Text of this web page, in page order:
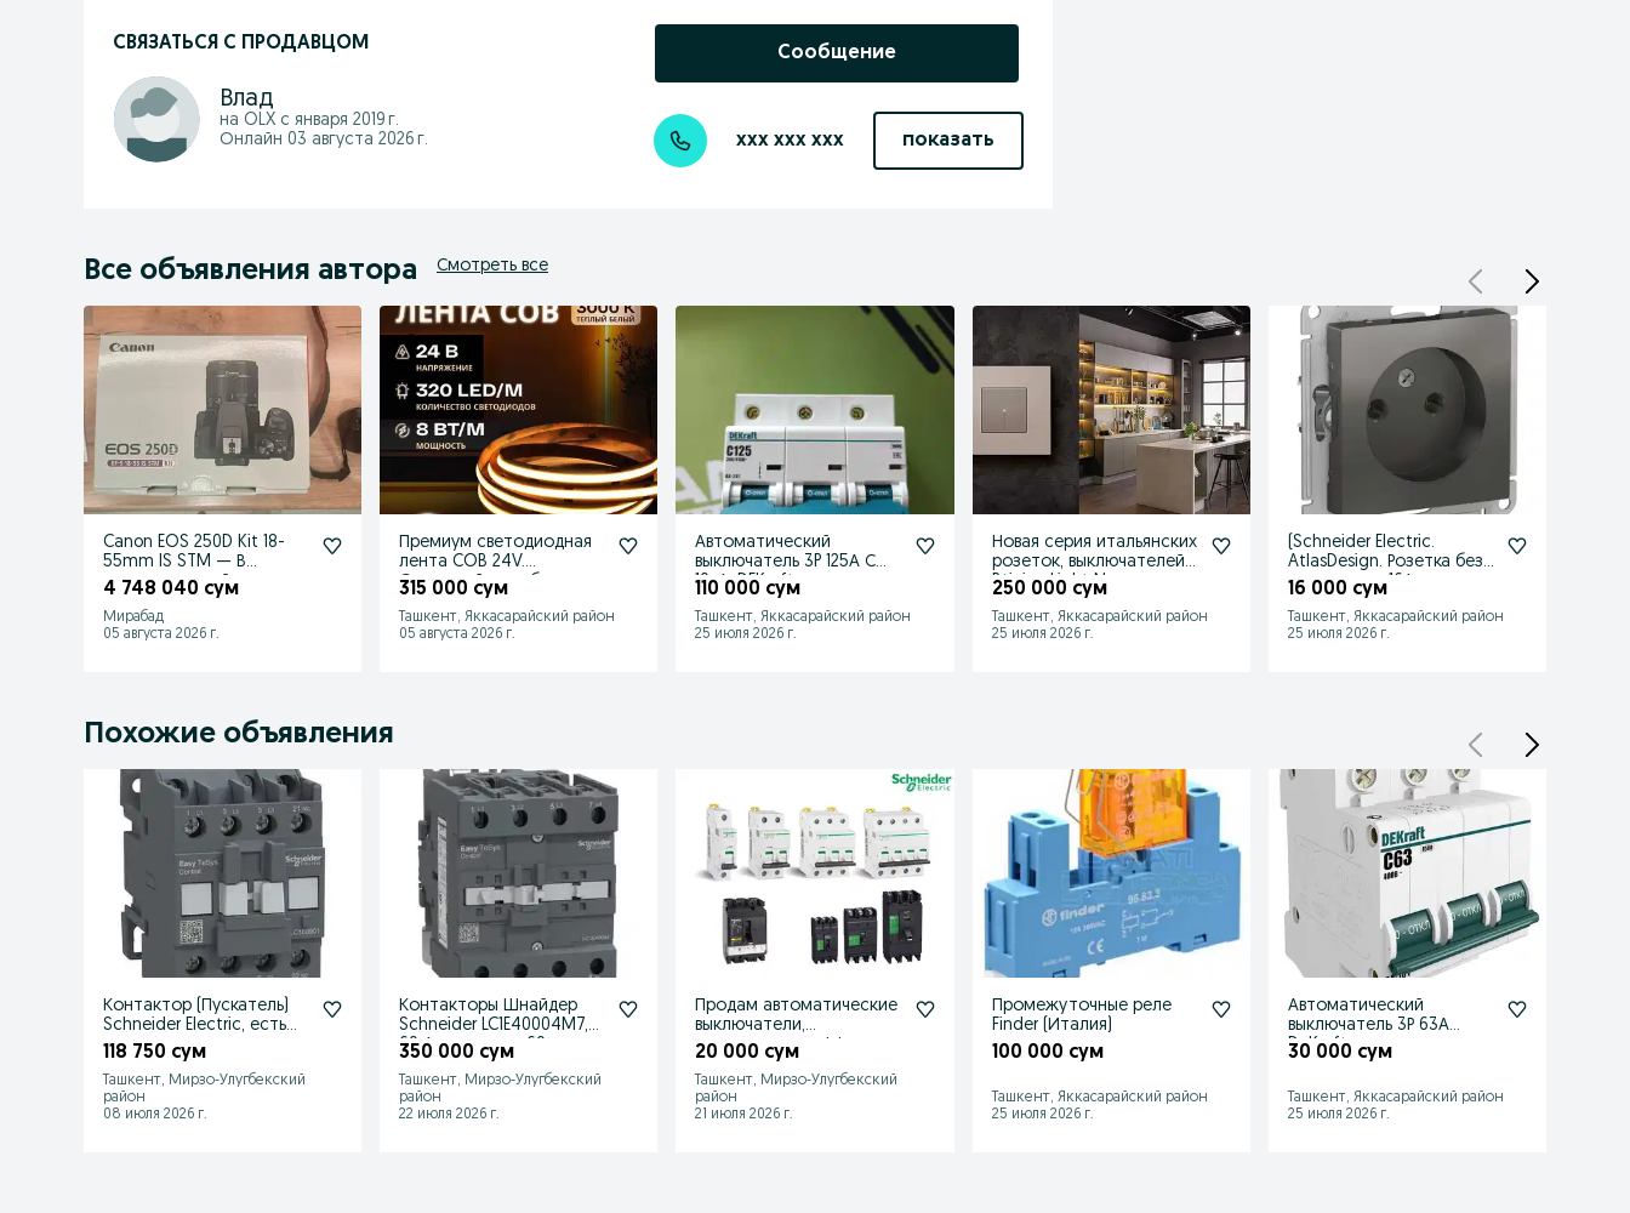
СВЯЗАТЬСЯ С ПРОДАВЦОМ
Влад
на OLX с января 2019 г.
Онлайн 03 августа 2026 г.
Сообщение
xxx xxx xxx показать
Все объявления автора Смотреть все
Canon EOS 250D Kit 18-
55mm IS STM — В
идеале, полный
4 748 040 сум
Мирабад
05 августа 2026 г.
Премиум светодиодная
лента COB 24V.
Сплошной свет без
315 000 сум
Ташкент, Яккасарайский район
05 августа 2026 г.
Автоматический
выключатель 3P 125А С
10кА, DEKraft
110 000 сум
Ташкент, Яккасарайский район
25 июля 2026 г.
Новая серия итальянских
розеток, выключателей
Bticino Light Now
250 000 сум
Ташкент, Яккасарайский район
25 июля 2026 г.
(Schneider Electric.
AtlasDesign. Розетка без
заземления 16А
16 000 сум
Ташкент, Яккасарайский район
25 июля 2026 г.
Похожие объявления
Контактор (Пускатель)
Schneider Electric, есть
кол-во, продам оптом
118 750 сум
Ташкент, Мирзо-Улугбекский
район
08 июля 2026 г.
Контакторы Шнайдер
Schneider LC1E40004M7,
60 А, в наличии 60 штук
350 000 сум
Ташкент, Мирзо-Улугбекский
район
22 июля 2026 г.
Продам автоматические
выключатели,
контакторы, дифф
автоматы Schneider
20 000 сум
Ташкент, Мирзо-Улугбекский
район
21 июля 2026 г.
Промежуточные реле
Finder (Италия)
100 000 сум
Ташкент, Яккасарайский район
25 июля 2026 г.
Автоматический
выключатель 3Р 63А
DeKraft
30 000 сум
Ташкент, Яккасарайский район
25 июля 2026 г.